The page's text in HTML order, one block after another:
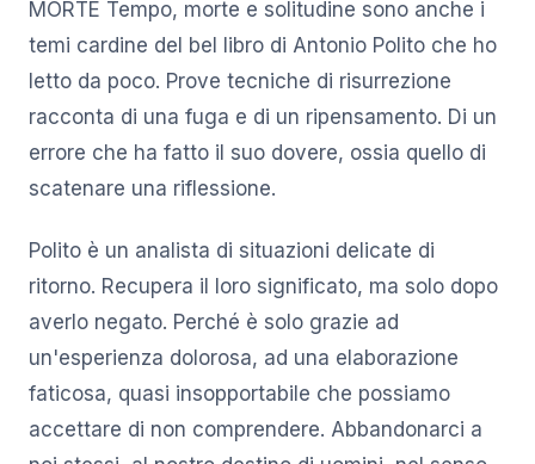
MORTE Tempo, morte e solitudine sono anche i
temi cardine del bel libro di Antonio Polito che ho
letto da poco. Prove tecniche di risurrezione
racconta di una fuga e di un ripensamento. Di un
errore che ha fatto il suo dovere, ossia quello di
scatenare una riflessione.
Polito è un analista di situazioni delicate di
ritorno. Recupera il loro significato, ma solo dopo
averlo negato. Perché è solo grazie ad
un'esperienza dolorosa, ad una elaborazione
faticosa, quasi insopportabile che possiamo
accettare di non comprendere. Abbandonarci a